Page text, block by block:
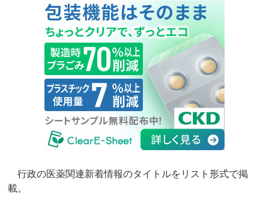
行政の医薬関連新着情報のタイトルをリスト形式で掲
載。